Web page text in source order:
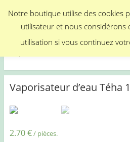
Menu
Medical Promotion
Vaporisateur d’eau Téha
2.70€/ pièces.
Notre boutique utilise des cookies
utilisateur et nous considérons
utilisation si vous continuez